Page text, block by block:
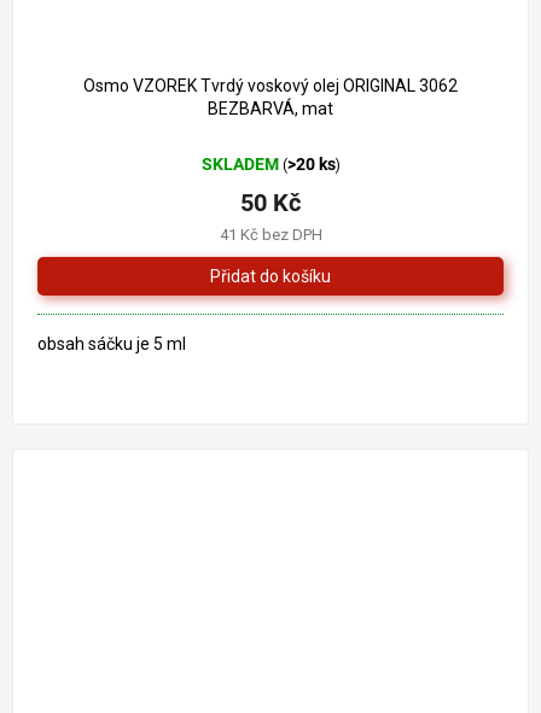
Osmo VZOREK Tvrdý voskový olej ORIGINAL 3062
BEZBARVÁ, mat
SKLADEM (>20 ks)
41 Kč bez DPH
50 Kč
obsah sáčku je 5 ml